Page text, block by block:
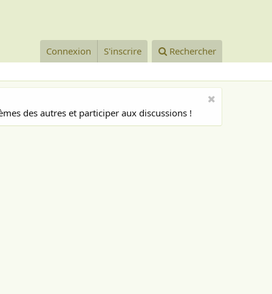
Connexion S'inscrire Rechercher
des autres et participer aux discussions !